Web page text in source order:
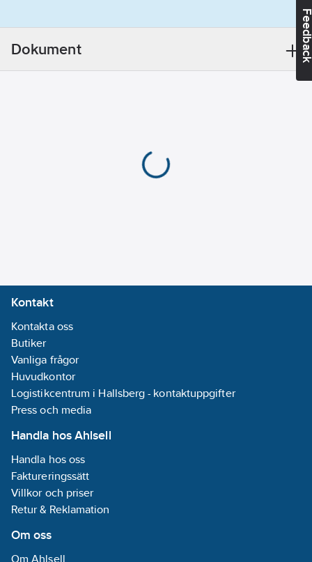
Dokument
Kontakt
Kontakta oss
Butiker
Vanliga frågor
Huvudkontor
Logistikcentrum i Hallsberg - kontaktuppgifter
Press och media
Handla hos Ahlsell
Handla hos oss
Faktureringssätt
Villkor och priser
Retur & Reklamation
Om oss
Om Ahlsell